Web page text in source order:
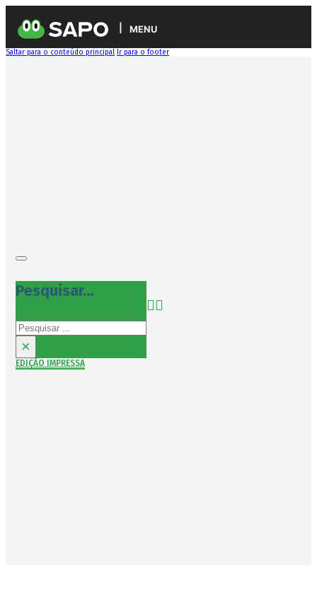
MENU
Saltar para o conteúdo principal Ir para o footer
Pesquisar...
Pesquisar
×
EDIÇÃO IMPRESSA